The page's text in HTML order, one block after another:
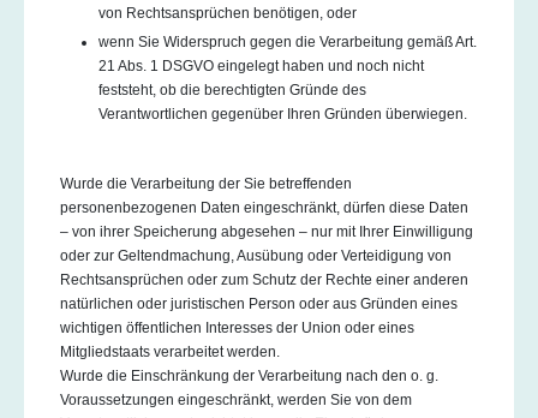
von Rechtsansprüchen benötigen, oder
wenn Sie Widerspruch gegen die Verarbeitung gemäß Art.
21 Abs. 1 DSGVO eingelegt haben und noch nicht
feststeht, ob die berechtigten Gründe des
Verantwortlichen gegenüber Ihren Gründen überwiegen.
Wurde die Verarbeitung der Sie betreffenden
personenbezogenen Daten eingeschränkt, dürfen diese Daten
– von ihrer Speicherung abgesehen – nur mit Ihrer Einwilligung
oder zur Geltendmachung, Ausübung oder Verteidigung von
Rechtsansprüchen oder zum Schutz der Rechte einer anderen
natürlichen oder juristischen Person oder aus Gründen eines
wichtigen öffentlichen Interesses der Union oder eines
Mitgliedstaats verarbeitet werden.
Wurde die Einschränkung der Verarbeitung nach den o. g.
Voraussetzungen eingeschränkt, werden Sie von dem